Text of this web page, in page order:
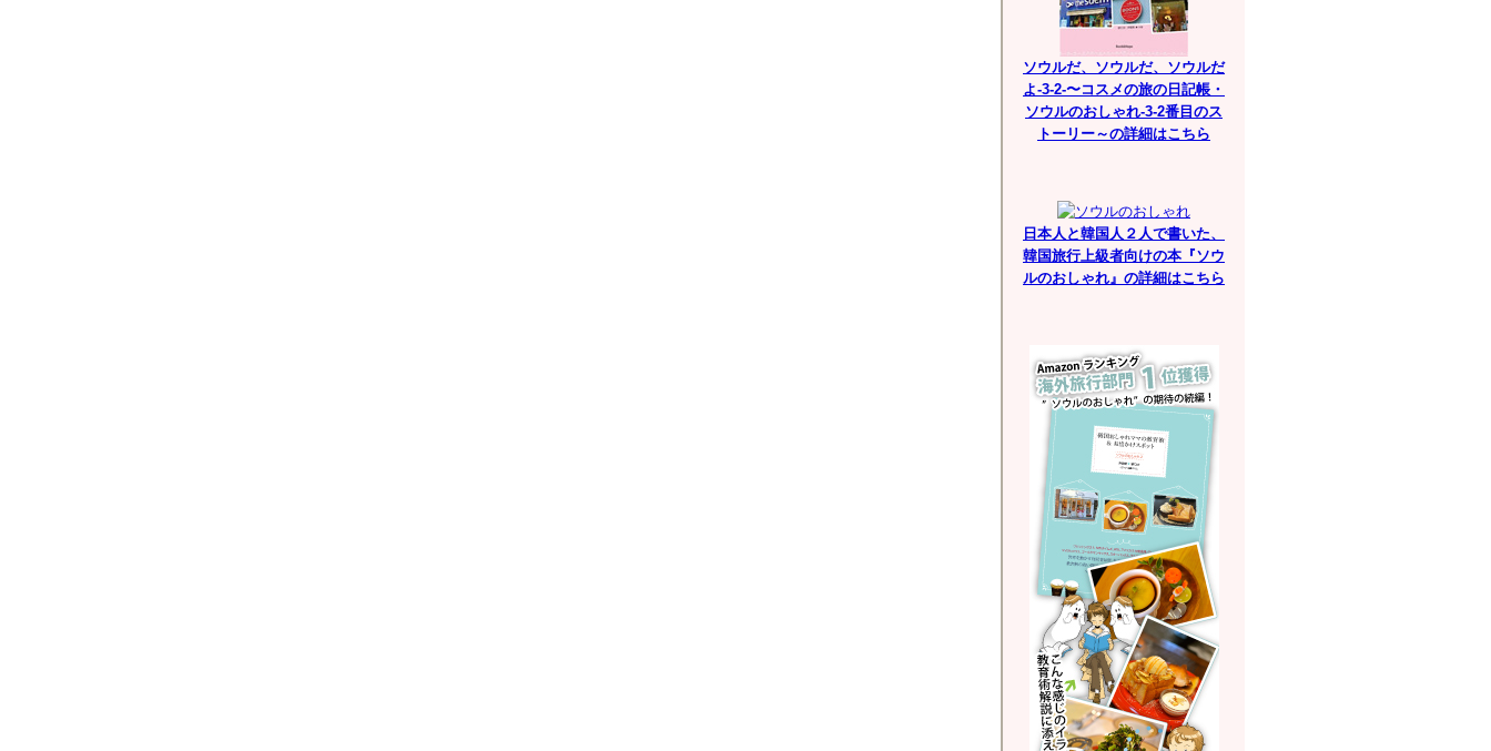
ソウルだ、ソウルだ、ソウルだ
よ-3-2-〜コスメの旅の日記帳・
ソウルのおしゃれ-3-2番目のス
トーリー～の詳細はこちら
日本人と韓国人２人で書いた、
韓国旅行上級者向けの本『ソウ
ルのおしゃれ』の詳細はこちら